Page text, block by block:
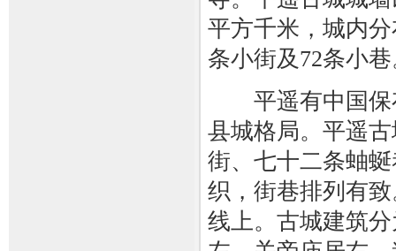
平方千米，城内
条小街及72条小
平遥有中国保
县城格局。平遥
街、七十二条蚰
织，街巷排列有
线上。古城建筑